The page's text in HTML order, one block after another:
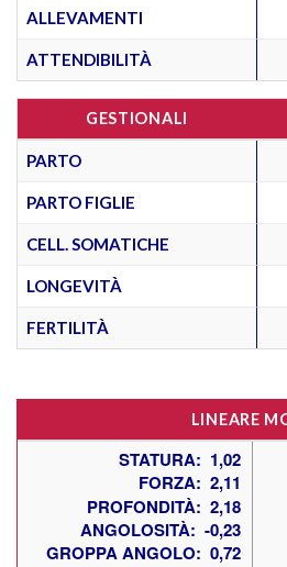
ALLEVAMENTI
ATTENDIBILITÀ
GESTIONALI
PARTO
PARTO FIGLIE
CELL. SOMATICHE
LONGEVITÀ
FERTILITÀ
LINEARE